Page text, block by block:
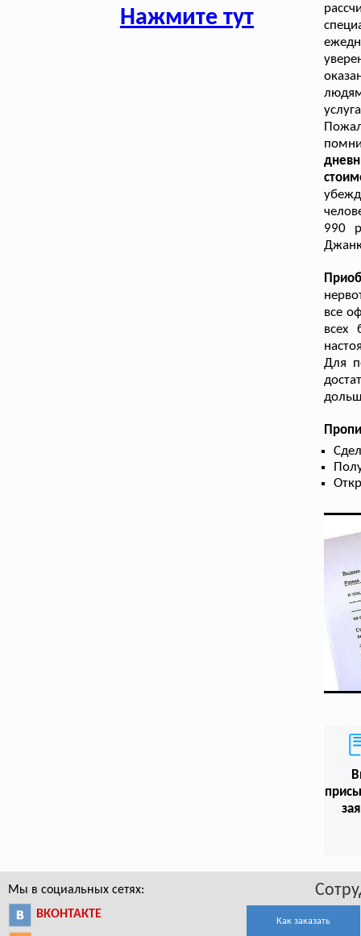
Нажмите тут
990
все
всех
Для
Мы в социальных сетях:
ВКОНТАКТЕ
Как заказать